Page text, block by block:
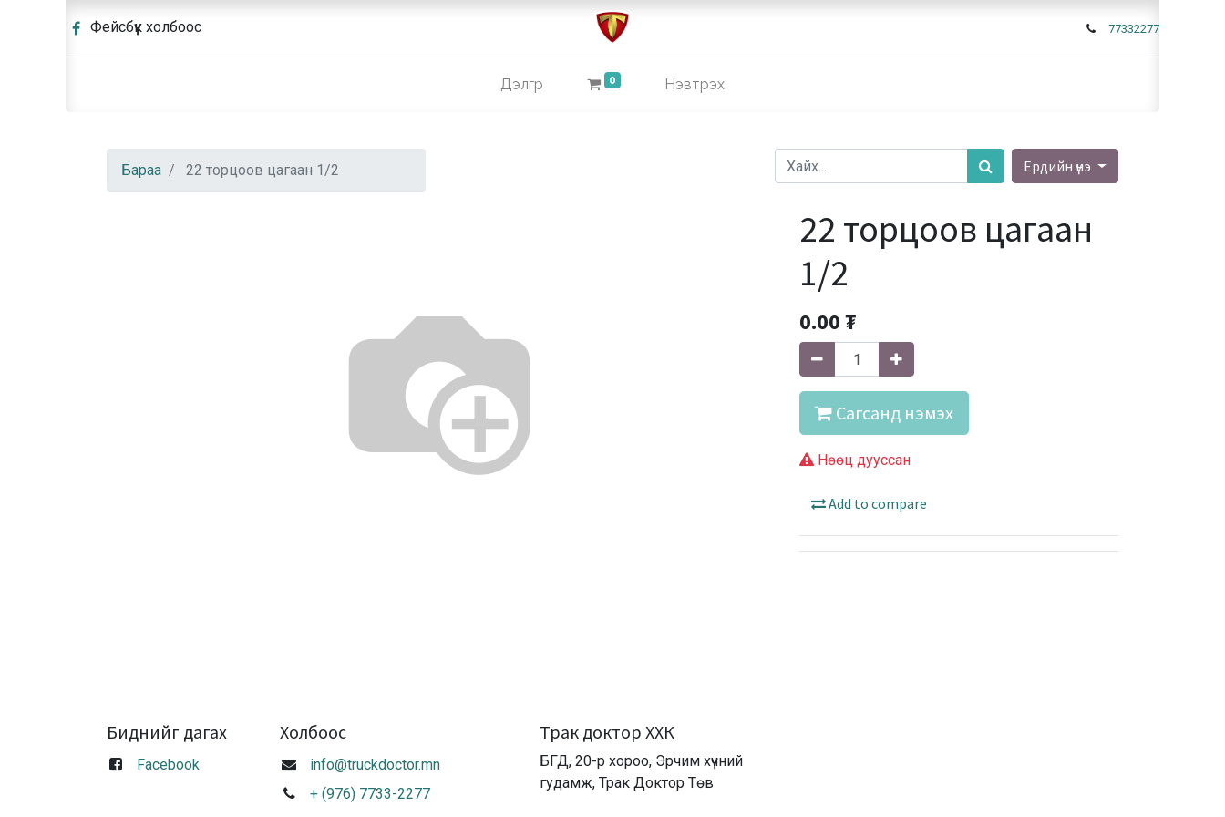
Фейсбүүк холбоос 77332277
Дэлгүүр 0 Нэвтрэх
Бараа 22 торцоов цагаан 1/2 Ердийн үнэ
22 торцоов цагаан
1/2
0.00₮
Сагсанд нэмэх
Нөөц дууссан
Add to compare
Биднийг дагах
Facebook
Холбоос
info@truckdoctor.mn
+ (976) 7733-2277
Трак доктор ХХК
БГД, 20-р хороо, Эрчим хүчний
гудамж, Трак Доктор Төв